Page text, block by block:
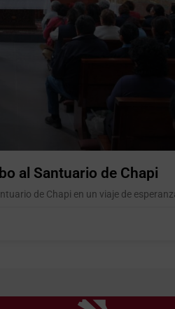
al Santuario de Chapi
de Chapi en un viaje de